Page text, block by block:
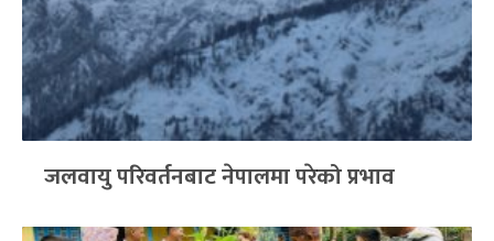
जलवायु परिवर्तनबाट नेपालमा परेको प्रभाव